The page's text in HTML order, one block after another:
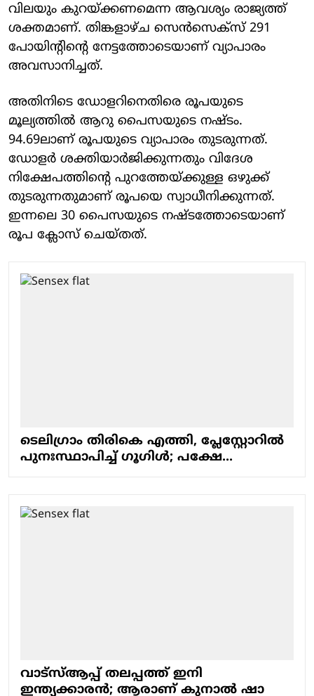
വിലയും കുറയ്ക്കണമെന്ന ആവശ്യം രാജ്യത്ത്
ശക്തമാണ്. തിങ്കളാഴ്ച സെന്‍സെക്‌സ് 291
പോയിന്റിന്റെ നേട്ടത്തോടെയാണ് വ്യാപാരം
അവസാനിച്ചത്.
അതിനിടെ ഡോളറിനെതിരെ രൂപയുടെ
മൂല്യത്തില്‍ ആറു പൈസയുടെ നഷ്ടം.
94.69ലാണ് രൂപയുടെ വ്യാപാരം തുടരുന്നത്.
ഡോളര്‍ ശക്തിയാര്‍ജിക്കുന്നതും വിദേശ
നിക്ഷേപത്തിന്റെ പുറത്തേയ്ക്കുള്ള ഒഴുക്ക്
തുടരുന്നതുമാണ് രൂപയെ സ്വാധീനിക്കുന്നത്.
ഇന്നലെ 30 പൈസയുടെ നഷ്ടത്തോടെയാണ്
രൂപ ക്ലോസ് ചെയ്തത്.
ടെലിഗ്രാം തിരികെ എത്തി, പ്ലേസ്റ്റോറില്‍
പുനഃസ്ഥാപിച്ച് ഗൂഗിള്‍; പക്ഷേ...
വാട്‌സ്ആപ്പ് തലപ്പത്ത് ഇനി
ഇന്ത്യക്കാരന്‍; ആരാണ് കുനാല്‍ ഷാ